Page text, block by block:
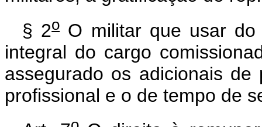
§ 2oO militar que usar do
integral do cargo
assegurado os adicionais
profissional e o de tempo de